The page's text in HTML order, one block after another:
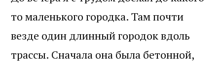
то маленького городка. Там почти
везде один длинный городок вдоль
трассы. Сначала она была бетонной,